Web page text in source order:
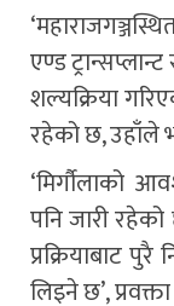
एण्ड
शल्यक्रिया
रहेको छ, उहाँले
‘मिर्गौलाको
पनि जारी
प्रक्रियाबाट
लिइने छ’,